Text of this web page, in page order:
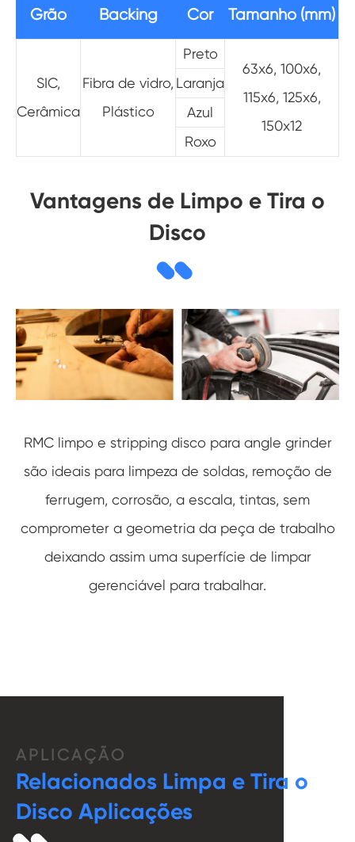
Grão Backing Cor Tamanho (mm)
SIC,
Cerâmica
Fibra de vidro,
Plástico
Preto
63x6, 100x6,
115x6, 125x6,
150x12
Laranja
Azul
Roxo
Vantagens de Limpo e Tira o
Disco
RMC limpo e stripping disco para angle grinder
são ideais para limpeza de soldas, remoção de
ferrugem, corrosão, a escala, tintas, sem
comprometer a geometria da peça de trabalho
deixando assim uma superfície de limpar
gerenciável para trabalhar.
APLICAÇÃO
Relacionados Limpa e Tira o
Disco Aplicações